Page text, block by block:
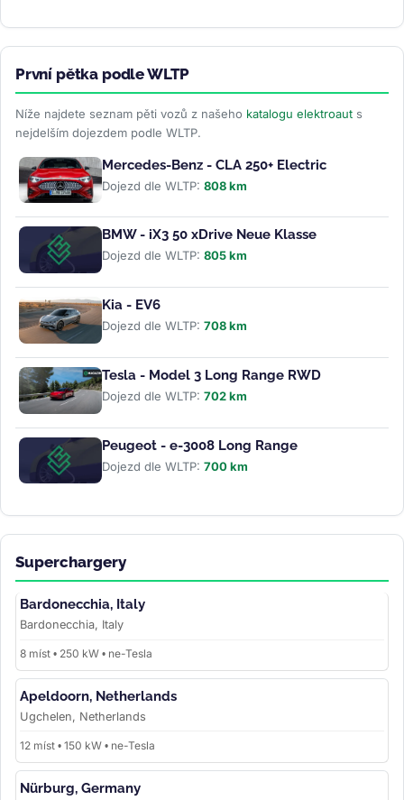
První pětka podle WLTP
Níže najdete seznam pěti vozů z našeho katalogu elektroaut s
nejdelším dojezdem podle WLTP.
Mercedes-Benz - CLA 250+ Electric
Dojezd dle WLTP: 808 km
BMW - iX3 50 xDrive Neue Klasse
Dojezd dle WLTP: 805 km
Kia - EV6
Dojezd dle WLTP: 708 km
Tesla - Model 3 Long Range RWD
Dojezd dle WLTP: 702 km
Peugeot - e-3008 Long Range
Dojezd dle WLTP: 700 km
Superchargery
Bardonecchia, Italy
Bardonecchia, Italy
8 míst • 250 kW • ne-Tesla
Apeldoorn, Netherlands
Ugchelen, Netherlands
12 míst • 150 kW • ne-Tesla
Nürburg, Germany